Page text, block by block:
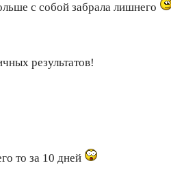
с собой забрала лишнего
результатов!
то за 10 дней